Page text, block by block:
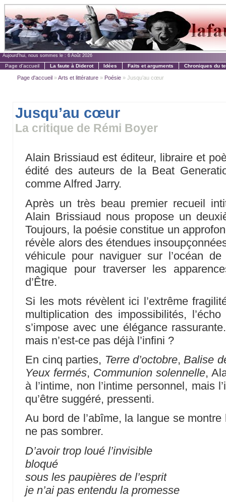
Aujourd'hui, nous sommes le : 6 Août 2026
Page d'accueil La faute à Diderot Idées Faits et arguments Chroniques du
Page d'accueil »Arts et littérature » Poésie » Jusqu’au cœur
Jusqu’au cœur
La critique de Rémi Boyer
Alain Brissiaud est éditeur, libraire et
édité des auteurs de la Beat
comme Alfred Jarry.
Après un très beau premier recueil
Alain Brissiaud nous propose un
Toujours, la poésie constitue un
révèle alors des étendues
véhicule pour naviguer sur l’océan
magique pour traverser les
d’Être.
Si les mots révèlent ici l’extrême
multiplication des impossibilités,
s’impose avec une élégance
mais n’est-ce pas déjà l’infini ?
En cinq parties, Terre d’octobre,Balise
Yeux fermés, Communion solennelle,
à l’intime, non l’intime personnel, mais
qu’être suggéré, pressenti.
Au bord de l’abîme, la langue se
ne pas sombrer.
D’avoir trop loué l’invisible
bloqué
sous les paupières de l’esprit
je n’ai pas entendu la promesse